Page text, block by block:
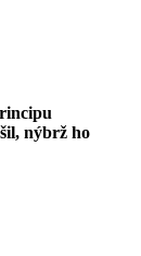
nýbrž ho